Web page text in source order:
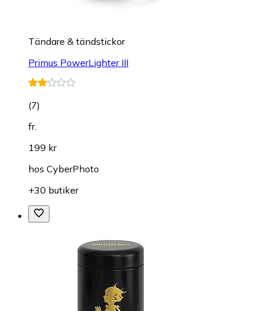
Tändare & tändstickor
Primus PowerLighter III
(7)
fr.
199 kr
hos CyberPhoto
+30 butiker